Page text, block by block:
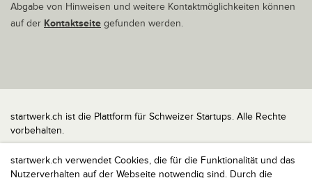
startwerk.ch verwendet Cookies, die für die Funktionalität und das
Nutzerverhalten auf der Webseite notwendig sind. Durch die
Abgabe von Hinweisen und weitere Kontaktmöglichkeiten können
auf der Kontaktseite gefunden werden.
startwerk.ch ist die Plattform für Schweizer Startups. Alle Rechte
vorbehalten.
Impressum
Kontakt